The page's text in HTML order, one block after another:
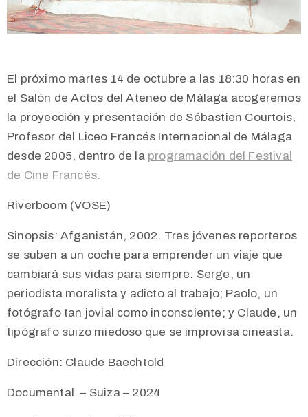
El próximo martes 14 de octubre a las 18:30 horas en
el Salón de Actos del Ateneo de Málaga acogeremos
la proyección y presentación de Sébastien Courtois,
Profesor del Liceo Francés Internacional de Málaga
desde 2005, dentro de la programación del Festival
de Cine Francés.
Riverboom (VOSE)
Sinopsis: Afganistán, 2002. Tres jóvenes reporteros
se suben a un coche para emprender un viaje que
cambiará sus vidas para siempre. Serge, un
periodista moralista y adicto al trabajo; Paolo, un
fotógrafo tan jovial como inconsciente; y Claude, un
tipógrafo suizo miedoso que se improvisa cineasta.
Dirección: Claude Baechtold
Documental – Suiza – 2024